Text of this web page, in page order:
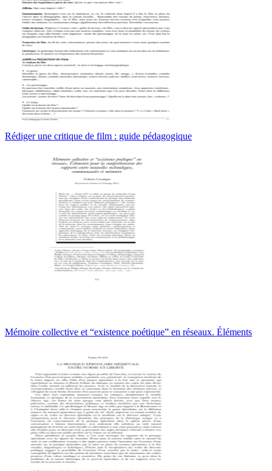
Rédiger une critique de film : guide pédagogique
Mémoire collective et “existence poétique” en réseaux. Éléments